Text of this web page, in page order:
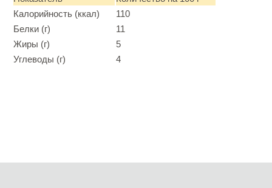
Калорийность (ккал)
110
Белки (г)
11
Жиры (г)
5
Углеводы (г)
4